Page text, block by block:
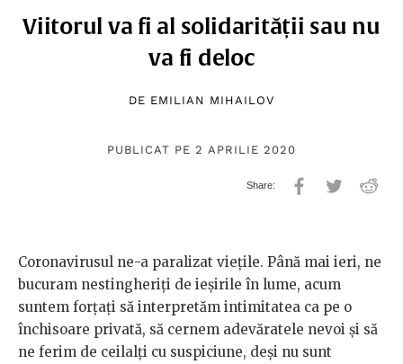
Viitorul va fi al solidarității sau nu
va fi deloc
DE EMILIAN MIHAILOV
PUBLICAT PE 2 APRILIE 2020
Coronavirusul ne-a paralizat viețile. Până mai ieri, ne
bucuram nestingheriți de ieșirile în lume, acum
suntem forțați să interpretăm intimitatea ca pe o
închisoare privată, să cernem adevăratele nevoi și să
ne ferim de ceilalți cu suspiciune, deși nu sunt